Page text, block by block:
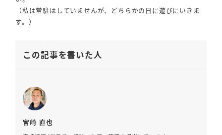
（私は常駐はしていませんが、どちらかの日に遊びにいきま
す。）
この記事を書いた人
宮崎 直也